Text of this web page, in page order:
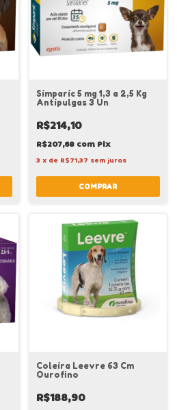
Simparic 5 mg 1,3 a 2,5 Kg
Antipulgas 3 Un
R$214,10
R$207,68 com Pix
3 x de R$71,37 sem juros
Coleira Leevre 63 Cm
Ourofino
R$188,90